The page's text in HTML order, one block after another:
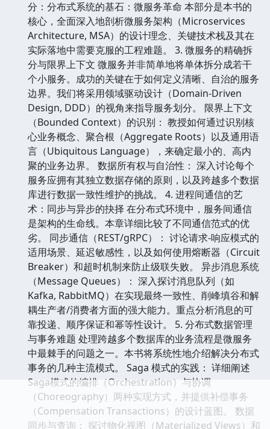
（SOA）的兴起，及其引入的复杂性——服务间通信和
治理问题。 企业服务总线（ESB）的权衡： 探讨ESB在
集中式管理服务交互方面的优势与局限，尤其是在引入
性能瓶颈和管理复杂性方面的反思。 契约先行设计：
强调接口定义（WSDL/Schema）在服务间稳定通信中
的核心作用，以及版本控制策略的初步探讨。 第二部
分：分布式系统的基石：微服务革命 本部分是本书的
核心，全面深入地剖析微服务架构（Microservices
Architecture, MSA）的设计理念、关键技术栈及其在
实际落地中需要克服的工程难题。 3. 微服务的精确拆
分与限界上下文 微服务并非简单地将单体拆分成若干
个小服务。成功的关键在于如何定义清晰、自治的服务
边界。我们将采用领域驱动设计（Domain-Driven
Design, DDD）的视角来指导服务划分。 限界上下文
（Bounded Context）的识别： 教授如何通过识别核
心业务概念、聚合根（Aggregate Roots）以及通用语
言（Ubiquitous Language），来确定最小的、高内
聚的业务边界。 数据所有权与自治性： 深入讨论每个
服务应拥有其独立数据存储的原则，以及跨越多个数据
库进行数据一致性维护的挑战。 4. 进程间通信的艺
术：同步与异步的抉择 在分布式环境中，服务间通信
是架构的生命线。本章详细比较了不同通信范式的优
劣。 同步通信（REST/gRPC）： 讨论请求-响应模式的
适用场景、延迟敏感性，以及如何使用熔断器（Circuit
Breaker）和超时机制来防止级联失败。 异步消息系统
（Message Queues）： 深入探讨消息队列（如
Kafka, RabbitMQ）在实现最终一致性、削峰填谷和解
耦生产者/消费者方面的强大能力。重点分析消息的可
靠投递、顺序保证和幂等性设计。 5. 分布式数据管理
与事务难题 处理跨越多个数据库的业务流程是微服务